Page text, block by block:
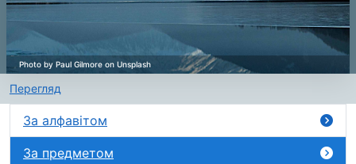
Перегляд
За алфавітом
За предметом